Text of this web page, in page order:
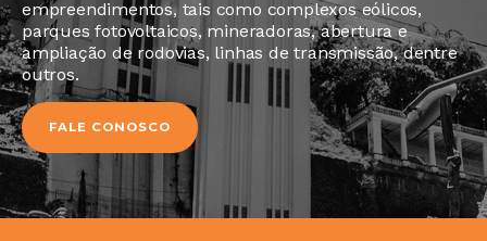
empreendimentos, tais como complexos eólicos,
parques fotovoltaicos, mineradoras, abertura e
ampliação de rodovias, linhas de transmissão, dentre
outros.
FALE CONOSCO